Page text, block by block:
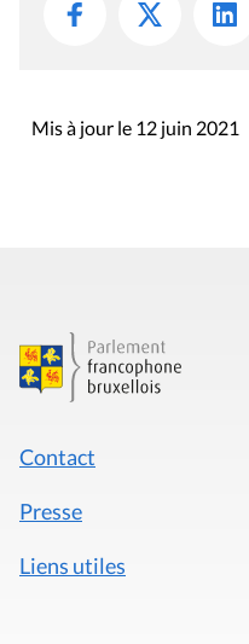
Mis à jour le 12 juin 2021
Contact
Presse
Liens utiles